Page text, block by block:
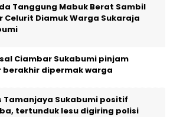
Tanggung Mabuk Berat Sambil
Celurit Diamuk Warga Sukaraja
Ciambar Sukabumi pinjam
berakhir dipermak warga
Tamanjaya Sukabumi positif
tertunduk lesu digiring polisi